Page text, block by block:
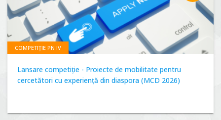
COMPETIȚIE PN IV
Lansare competiție - Proiecte de mobilitate pentru
cercetători cu experiență din diaspora (MCD 2026)